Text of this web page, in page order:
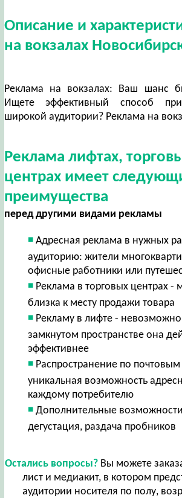
Описание и
на вокзалах
Реклама на вокзалах: Ваш шанс
Ищете эффективный способ
широкой аудитории? Реклама на
Реклама лифтах,
центрах имеет
преимущества
перед другими видами рекламы
Адресная реклама в нужных
аудиторию: жители
офисные работники или
Реклама в торговых центрах -
близка к месту продажи товара
Рекламу в лифте - невозможно
замкнутом пространстве она
эффективнее
Распространение по
уникальная возможность
каждому потребителю
Дополнительные
дегустация, раздача пробников
Остались вопросы?Вы можете
лист и медиакит, в котором
аудитории носителя по полу,